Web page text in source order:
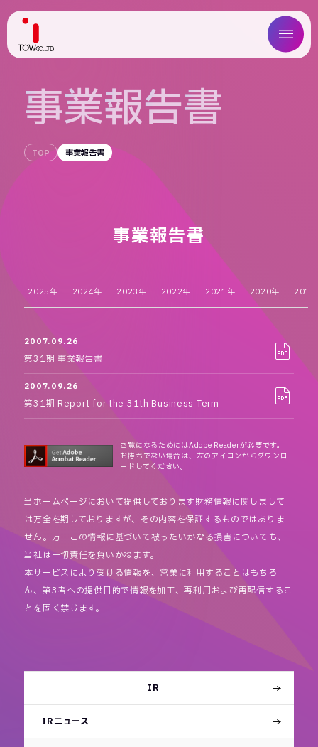
ABOUT US
SERVICE
MAGAZINE
COMPANY
IR
事業報告書
TOP 事業報告書
事業報告書
2025年 2024年 2023年 2022年 2021年 2020年 2019
2007.09.26
第31期 事業報告書
2007.09.26
第31期 Report for the 31th Business Term
ご覧になるためにはAdobe Readerが必要です。
お持ちでない場合は、左のアイコンからダウンロ
ードしてください。
当ホームページにおいて提供しております財務情報に関しまして
は万全を期しておりますが、その内容を保証するものではありま
せん。万一この情報に基づいて被ったいかなる損害についても、
当社は一切責任を負いかねます。
本サービスにより受ける情報を、営業に利用することはもちろ
ん、第3者への提供目的で情報を加工、再利用および再配信するこ
とを固く禁じます。
IR
IRニュース